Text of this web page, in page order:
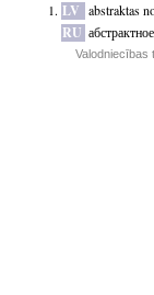
LV abstraktas
RU